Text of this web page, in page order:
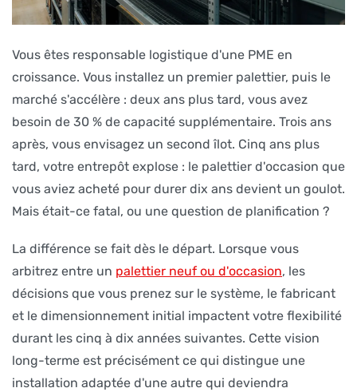
Vous êtes responsable logistique d'une PME en
croissance. Vous installez un premier palettier, puis le
marché s'accélère : deux ans plus tard, vous avez
besoin de 30 % de capacité supplémentaire. Trois ans
après, vous envisagez un second îlot. Cinq ans plus
tard, votre entrepôt explose : le palettier d'occasion que
vous aviez acheté pour durer dix ans devient un goulot.
Mais était-ce fatal, ou une question de planification ?
La différence se fait dès le départ. Lorsque vous
arbitrez entre un palettier neuf ou d'occasion, les
décisions que vous prenez sur le système, le fabricant
et le dimensionnement initial impactent votre flexibilité
durant les cinq à dix années suivantes. Cette vision
long-terme est précisément ce qui distingue une
installation adaptée d'une autre qui deviendra